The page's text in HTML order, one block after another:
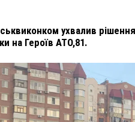
ухвалив
на Героїв АТО,81.